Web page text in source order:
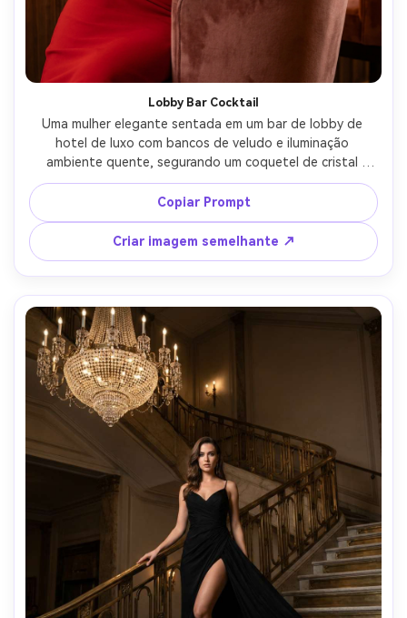
Lobby Bar Cocktail
Uma mulher elegante sentada em um bar de lobby de
hotel de luxo com bancos de veludo e iluminação
ambiente quente, segurando um coquetel de cristal
coupe com um toque cítrico, usando um vestido vermelho
de ombros e brincos de ouro, bokeh de fundo de
garrafas e lâmpadas, tirado em Canon R6, 85mm f/1.4,
retrato de close-up, gradação de cores de revista
brilhante, reflexos de pele e vidro ultra-realistas-AR 4:5
Copiar Prompt
Criar imagem semelhante ↗
Crie imagens com
IA sem limites.
100% grátis!
Comece Grátis →